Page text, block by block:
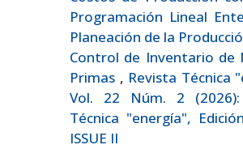
Programación Lineal
Planeación de la
Control de Inventario de
Primas , Revista Técnica
Vol. 22 Núm. 2 (2026):
Técnica "energía",
ISSUE II